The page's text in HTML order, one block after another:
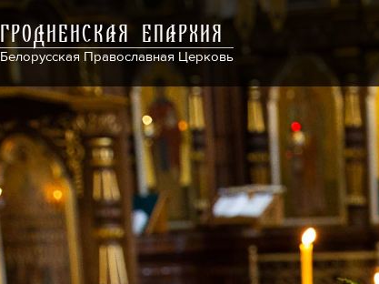
ГРОДНЕНСКАЯ ЕПАРХИЯ
Белорусская Православная Церковь